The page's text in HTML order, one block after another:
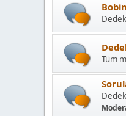
Tüm